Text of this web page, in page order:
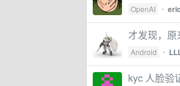
OpenAI •
才发现，
Android •
kyc 人脸验